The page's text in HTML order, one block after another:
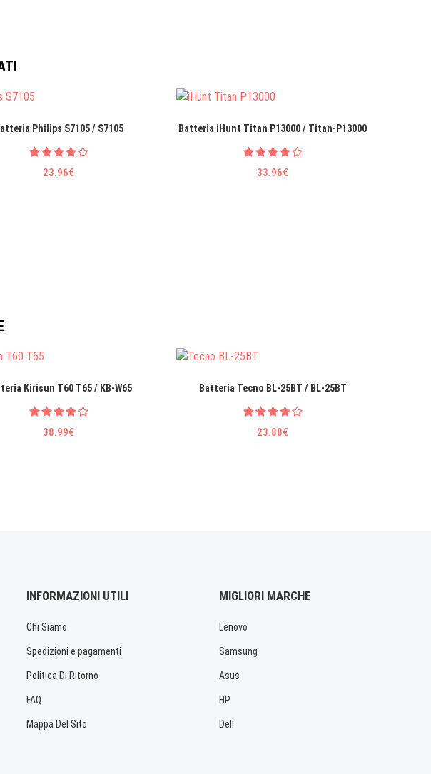
Philips S7105 / S7105
23.96€
Batteria iHunt Titan P13000 / Titan-P13000
33.96€
Kirisun T60 T65 / KB-W65
38.99€
Batteria Tecno BL-25BT / BL-25BT
23.88€
INFORMAZIONI UTILI
Chi Siamo
Spedizioni e pagamenti
Politica Di Ritorno
FAQ
Mappa Del Sito
MIGLIORI MARCHE
Lenovo
Samsung
Asus
HP
Dell